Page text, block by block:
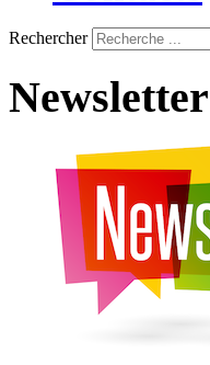
Rechercher
Newsletter